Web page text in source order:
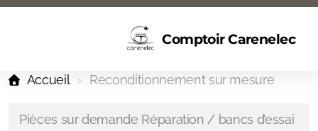
Comptoir Carenelec
Accueil Reconditionnement sur mesure
Pièces sur demande Réparation / bancs d’essai